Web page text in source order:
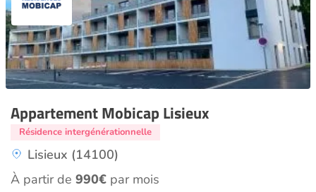
Appartement Mobicap Lisieux
Résidence intergénérationnelle
Lisieux (14100)
À partir de 990€ par mois